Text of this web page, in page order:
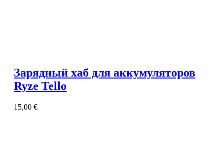
Зарядный хаб для аккумуляторов
Ryze Tello
15,00 €